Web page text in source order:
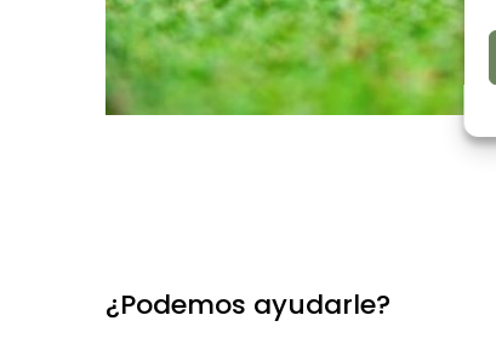
¿Podemos ayudarle?